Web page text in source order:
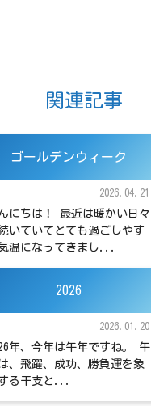
関連記事
ゴールデンウィーク
2026.04.21
にちは！ 最近は暖かい日々
いていてとても過ごしやす
温になってきまし...
2026
2026.01.20
年、今年は午年ですね。 午
、飛躍、成功、勝負運を象
る干支と...